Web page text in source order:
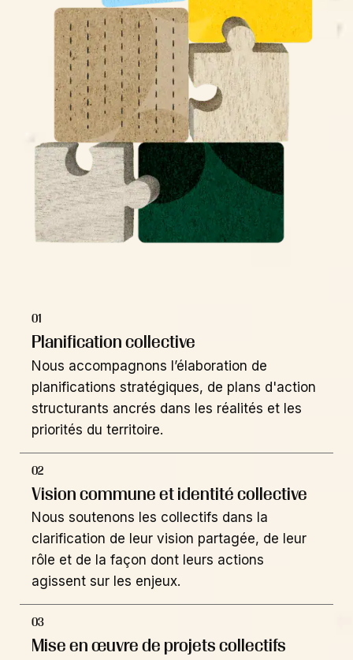
01
Planification collective
Nous accompagnons l’élaboration de
planifications stratégiques, de plans d'action
structurants ancrés dans les réalités et les
priorités du territoire.
02
Vision commune et identité collective
Nous soutenons les collectifs dans la
clarification de leur vision partagée, de leur
rôle et de la façon dont leurs actions
agissent sur les enjeux.
03
Mise en œuvre de projets collectifs